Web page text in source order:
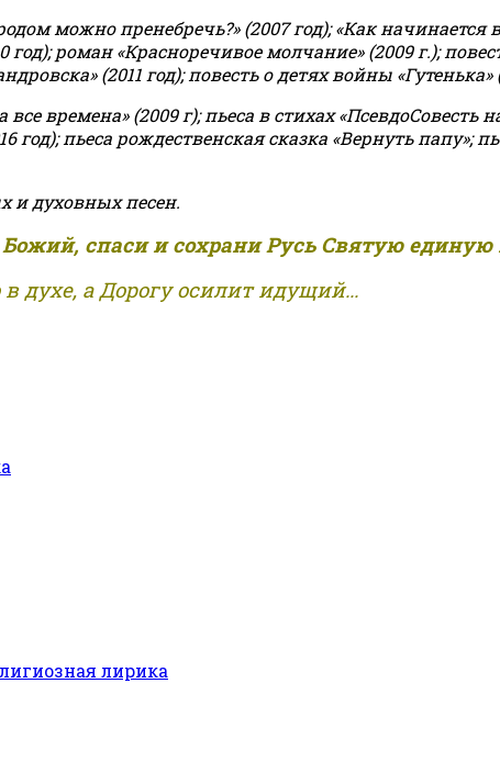
можно пренебречь?» (2007 год); «Как начинается
год); роман «Красноречивое молчание» (2009 г.);
(2011 год); повесть о детях войны
времена» (2009 г); пьеса в стихах «ПсевдоСовесть
год); пьеса рождественская сказка «Вернуть папу»;
и духовных песен.
Божий, спаси и сохрани Русь Святую
а Дорогу осилит идущий...
лирика